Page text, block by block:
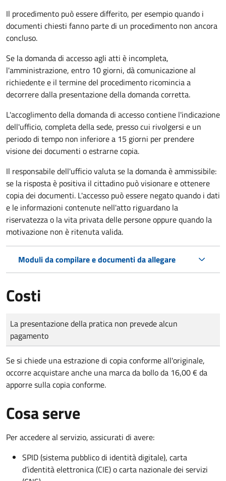
Il procedimento può essere differito, per esempio quando i
documenti chiesti fanno parte di un procedimento non ancora
concluso.
Se la domanda di accesso agli atti è incompleta,
l'amministrazione, entro 10 giorni, dà comunicazione al
richiedente e il termine del procedimento ricomincia a
decorrere dalla presentazione della domanda corretta.
L'accoglimento della domanda di accesso contiene l'indicazione
dell'ufficio, completa della sede, presso cui rivolgersi e un
periodo di tempo non inferiore a 15 giorni per prendere
visione dei documenti o estrarne copia.
Il responsabile dell'ufficio valuta se la domanda è ammissibile:
se la risposta è positiva il cittadino può visionare e ottenere
copia dei documenti. L'accesso può essere negato quando i dati
e le informazioni contenute nell'atto riguardano la
riservatezza o la vita privata delle persone oppure quando la
motivazione non è ritenuta valida.
Moduli da compilare e documenti da allegare
Costi
Tipo di pagamento
Importo
La presentazione della pratica non prevede alcun
pagamento
Se si chiede una estrazione di copia conforme all'originale,
occorre acquistare anche una marca da bollo da 16,00 € da
apporre sulla copia conforme.
Cosa serve
Per accedere al servizio, assicurati di avere:
SPID (sistema pubblico di identità digitale), carta
d’identità elettronica (CIE) o carta nazionale dei servizi